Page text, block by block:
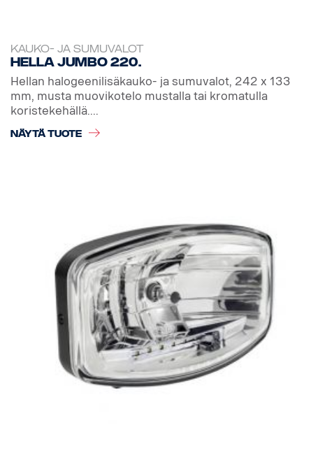
KAUKO- JA SUMUVALOT
Hella Jumbo 220.
Hellan halogeenilisäkauko- ja sumuvalot, 242 x 133
mm, musta muovikotelo mustalla tai kromatulla
koristekehällä....
NÄYTÄ TUOTE